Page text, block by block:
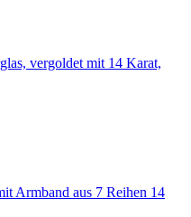
vergoldet mit 14 Karat,
Armband aus 7 Reihen 14